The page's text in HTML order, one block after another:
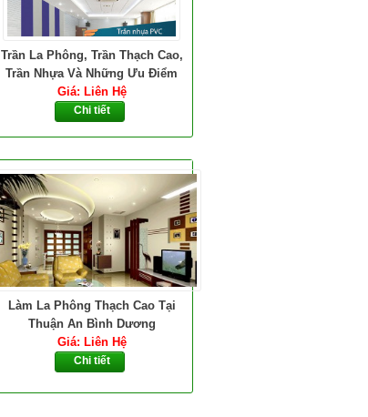
Trần La Phông, Trần Thạch Cao,
Trần Nhựa Và Những Ưu Điểm
Giá: Liên Hệ
Chi tiết
Làm La Phông Thạch Cao Tại
Thuận An Bình Dương
Giá: Liên Hệ
Chi tiết